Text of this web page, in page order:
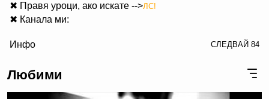
✖ Правя уроци, ако искате -->ЛС!
✖ Канала ми:
✖Питайте нещо!
Инфо СЛЕДВАЙ 84
Любими